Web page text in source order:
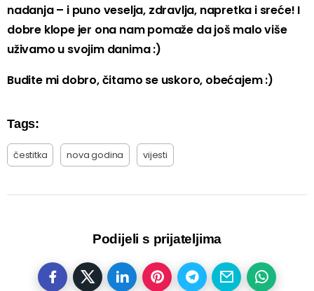
nadanja – i puno veselja, zdravlja, napretka i sreće! I
dobre klope jer ona nam pomaže da još malo više
uživamo u svojim danima :)
Budite mi dobro, čitamo se uskoro, obećajem :)
Tags:
čestitka nova godina vijesti
Podijeli s prijateljima